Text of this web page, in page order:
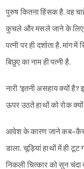
पुरुष कितना हिंसक है. वह
कुचले और मसले जाने के लिए
पत्नी पर ही दर्शाता है. मांग
बिछुए का नाम ही पत्नी है.
नारी 'इतनी असहाय क्यों
ऊपर उठते हाथों को रोक
आवेश के कारण जाने कब-कैसे
डाला. चूड़ियां हाथों में ही
निकली चित्कार को सुन